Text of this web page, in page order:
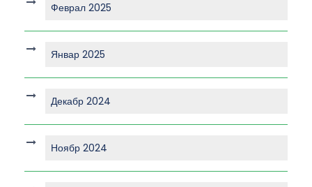
Феврал 2025
Январ 2025
Декабр 2024
Ноябр 2024